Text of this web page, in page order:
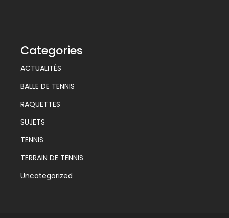
Categories
ACTUALITÉS
BALLE DE TENNIS
RAQUETTES
SUJETS
TENNIS
TERRAIN DE TENNIS
Uncategorized